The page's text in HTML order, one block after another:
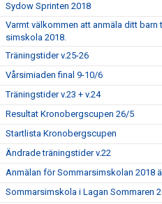
Sydow Sprinten 2018
Varmt välkommen att anmäla ditt barn
simskola 2018.
Träningstider v.25-26
Vårsimiaden final 9-10/6
Träningstider v.23 + v.24
Resultat Kronobergscupen 26/5
Startlista Kronobergscupen
Ändrade träningstider v.22
Anmälan för Sommarsimskolan 2018
Sommarsimskola i Lagan Sommaren